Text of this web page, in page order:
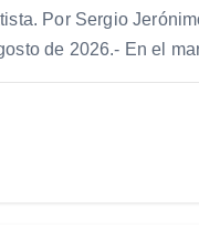
Por Sergio
de 2026.- En el